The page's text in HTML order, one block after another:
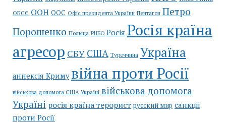
ОБСЄ ООН ООС Офіс президента України Пентагон Петро
Порошенко Польща РНБО Росія Росія країна
агресор СБУ США Туреччина Україна
аннексія Криму війна проти Росії
військова допомога США Україні військова допомога
Україні росія країна терорист русский мир санкціі
проти Росії